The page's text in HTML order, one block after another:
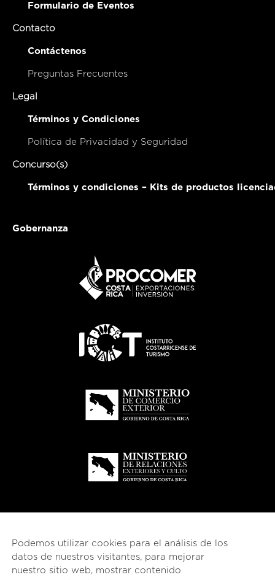
Formulario de Eventos
Contacto
Contáctenos
Preguntas Frecuentes
Legal
Términos y Condiciones
Política de Privacidad y Seguridad
Concurso(s)
Términos y condiciones – Kits de productos
Gobernanza
Podemos utilizar cookies para el análisis de los
datos de nuestros visitantes, para mejorar
nuestro sitio web, mostrar contenido